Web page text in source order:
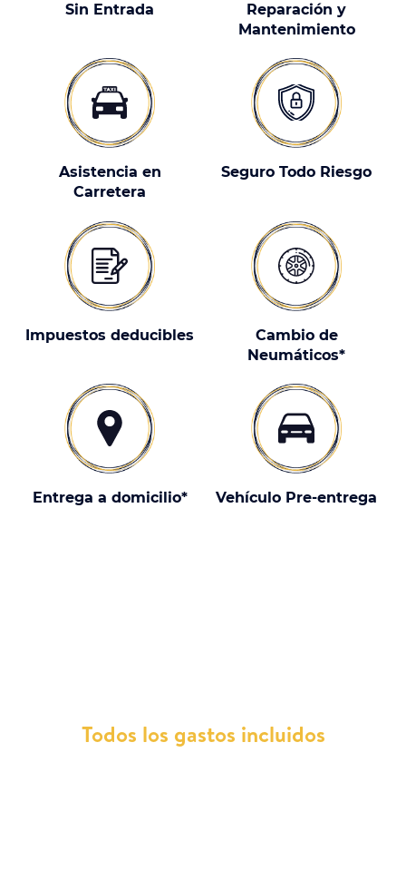
Sin Entrada
Reparación y
Mantenimiento
Asistencia en
Carretera
Seguro Todo Riesgo
Impuestos deducibles
Cambio de
Neumáticos*
Entrega a domicilio* Vehículo Pre-entrega
Todos los gastos incluidos